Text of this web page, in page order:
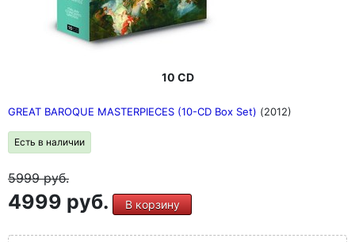
10 CD
GREAT BAROQUE MASTERPIECES (10-CD Box Set) (2012)
Есть в наличии
5999руб.
4999 руб. В корзину